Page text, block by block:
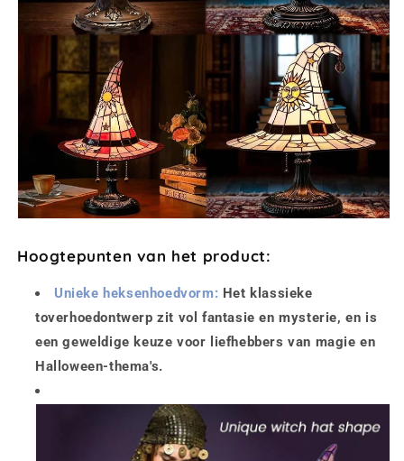
Hoogtepunten van het product:
Unieke heksenhoedvorm: Het klassieke
toverhoedontwerp zit vol fantasie en mysterie, en is
een geweldige keuze voor liefhebbers van magie en
Halloween-thema's.